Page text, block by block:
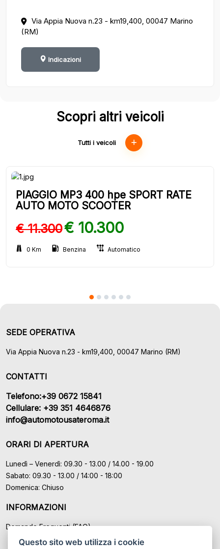
Questo sito web utilizza i cookie
Via Appia Nuova n.23 - km19,400, 00047 Marino
(RM)
Indicazioni
Scopri altri veicoli
Tutti i veicoli
PIAGGIO MP3 400 hpe SPORT RATE
AUTO MOTO SCOOTER
€ 11.300€ 10.300
0 Km Benzina Automatico
SEDE OPERATIVA
Via Appia Nuova n.23 - km19,400, 00047 Marino (RM)
CONTATTI
Telefono:+39 0672 15841
Cellulare: +39 351 4646876
info@automotousateroma.it
ORARI DI APERTURA
Lunedì – Venerdì: 09.30 - 13.00 / 14.00 - 19.00
Sabato: 09.30 - 13.00 / 14:00 - 18:00
Domenica: Chiuso
INFORMAZIONI
Domande Frequenti (FAQ)